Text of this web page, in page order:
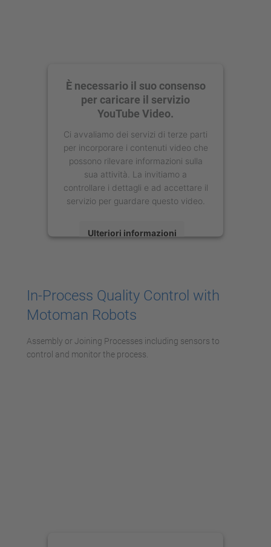
È necessario il suo consenso
per caricare il servizio
YouTube Video.
Ci avvaliamo dei servizi di terze parti
per incorporare i contenuti video che
possono rilevare informazioni sulla
sua attività. La invitiamo a
controllare i dettagli e ad accettare il
servizio per guardare questo video.
Ulteriori informazioni
Management Platform
In-Process Quality Control with
Motoman Robots
Assembly or Joining Processes including sensors to
control and monitor the process.